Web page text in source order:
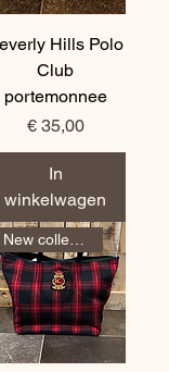
Hills Polo
Club
portemonnee
Prijs
€ 35,00
In
winkelwagen